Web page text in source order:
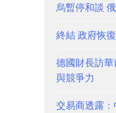
烏暫停和談
終結 政府恢
德國財長訪
與競爭力
交易商透露